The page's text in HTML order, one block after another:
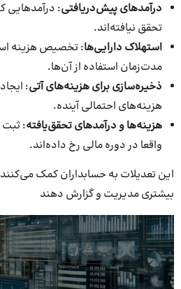
درآمدهای پیش‌دریافتی: درآمدهایی
تحقق نیافته‌اند.
استهلاک دارایی‌ها: تخصیص هزینه
مدت‌زمان استفاده از آن‌ها.
ذخیره‌سازی برای هزینه‌های آتی:
هزینه‌های احتمالی آینده.
هزینه‌ها و درآمدهای تحقق‌یافته: ثبت
واقعا در دوره مالی رخ داده‌اند.
این تعدیلات به حسابداران کمک می‌کنند
بیشتری مدیریت و گزارش‌ دهند